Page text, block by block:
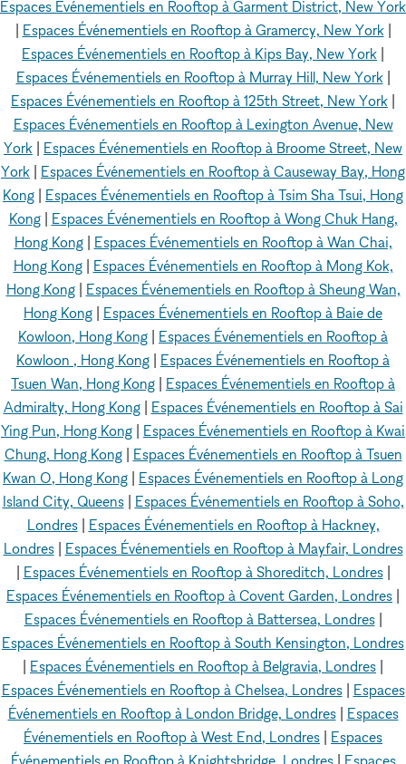
Espaces Événementiels en Rooftop à Garment District, New York
Espaces Événementiels en Rooftop à Gramercy, New York|
Espaces Événementiels en Rooftop à Kips Bay, New York
Espaces Événementiels en Rooftop à Murray Hill, New York|
Espaces Événementiels en Rooftop à 125th Street, New York
Espaces Événementiels en Rooftop à Lexington Avenue, New
York
Espaces Événementiels en Rooftop à Broome Street, New
York
Espaces Événementiels en Rooftop à Causeway Bay, Hong
Kong
Espaces Événementiels en Rooftop à Tsim Sha Tsui, Hong
Kong| Espaces Événementiels en Rooftop à Wong Chuk Hang,
Hong Kong| Espaces Événementiels en Rooftop à Wan Chai,
Hong Kong| Espaces Événementiels en Rooftop à Mong Kok,
Hong Kong| Espaces Événementiels en Rooftop à Sheung Wan,
Hong Kong
Espaces Événementiels en Rooftop à Baie de
Kowloon, Hong Kong
Espaces Événementiels en Rooftop à
Kowloon , Hong Kong
Espaces Événementiels en Rooftop à
Tsuen Wan, Hong Kong
Espaces Événementiels en Rooftop à
Admiralty, Hong Kong| Espaces Événementiels en Rooftop à Sai
Ying Pun, Hong Kong
Espaces Événementiels en Rooftop à Kwai
Chung, Hong Kong| Espaces Événementiels en Rooftop à Tsuen
Kwan O, Hong Kong
Espaces Événementiels en Rooftop à Long
Island City, Queens| Espaces Événementiels en Rooftop à Soho,
Londres| Espaces Événementiels en Rooftop à Hackney,
Londres| Espaces Événementiels en Rooftop à Mayfair, Londres
Espaces Événementiels en Rooftop à Shoreditch, Londres|
Espaces Événementiels en Rooftop à Covent Garden, Londres
Espaces Événementiels en Rooftop à Battersea, Londres|
Espaces Événementiels en Rooftop à South Kensington, Londres
Espaces Événementiels en Rooftop à Belgravia, Londres
Espaces Événementiels en Rooftop à Chelsea, Londres| Espaces
Événementiels en Rooftop à London Bridge, Londres| Espaces
Événementiels en Rooftop à West End, Londres
Espaces
Événementiels en Rooftop à Knightsbridge, Londres| Espaces